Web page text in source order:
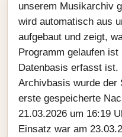
unserem Musikarchiv
wird automatisch aus
aufgebaut und zeigt,
Programm gelaufen
Datenbasis erfasst ist.
Archivbasis wurde der
erste gespeicherte
21.03.2026 um 16:19
Einsatz war am